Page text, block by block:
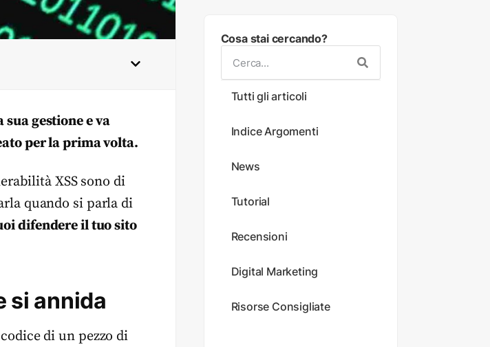
gestione e va
per la prima volta.
XSS sono di
quando si parla di
difendere il tuo sito
si annida
di un pezzo di
Cosa stai cercando?
Tutti gli articoli
Indice Argomenti
News
Tutorial
Recensioni
Digital Marketing
Risorse Consigliate